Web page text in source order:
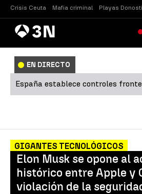
Crisis Ceuta Mafia criminal Playas Donosti
AntenaNoticias
EN DIRECTO
España establece controles
GIGANTES TECNOLÓGICOS
Elon Musk se opone al
histórico entre Apple y
violación de la